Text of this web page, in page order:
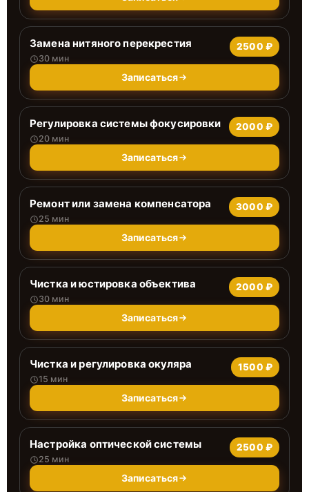
Замена нитяного перекрестия
30 мин
2500 ₽
Записаться
Регулировка системы фокусировки
20 мин
2000 ₽
Записаться
Ремонт или замена компенсатора
25 мин
3000 ₽
Записаться
Чистка и юстировка объектива
30 мин
2000 ₽
Записаться
Чистка и регулировка окуляра
15 мин
1500 ₽
Записаться
Настройка оптической системы
25 мин
2500 ₽
Записаться